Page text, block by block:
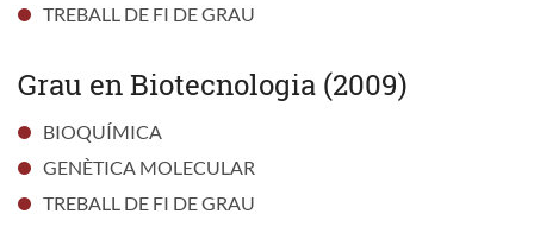
TREBALL DE FI DE GRAU
Grau en Biotecnologia (2009)
BIOQUÍMICA
GENÈTICA MOLECULAR
TREBALL DE FI DE GRAU